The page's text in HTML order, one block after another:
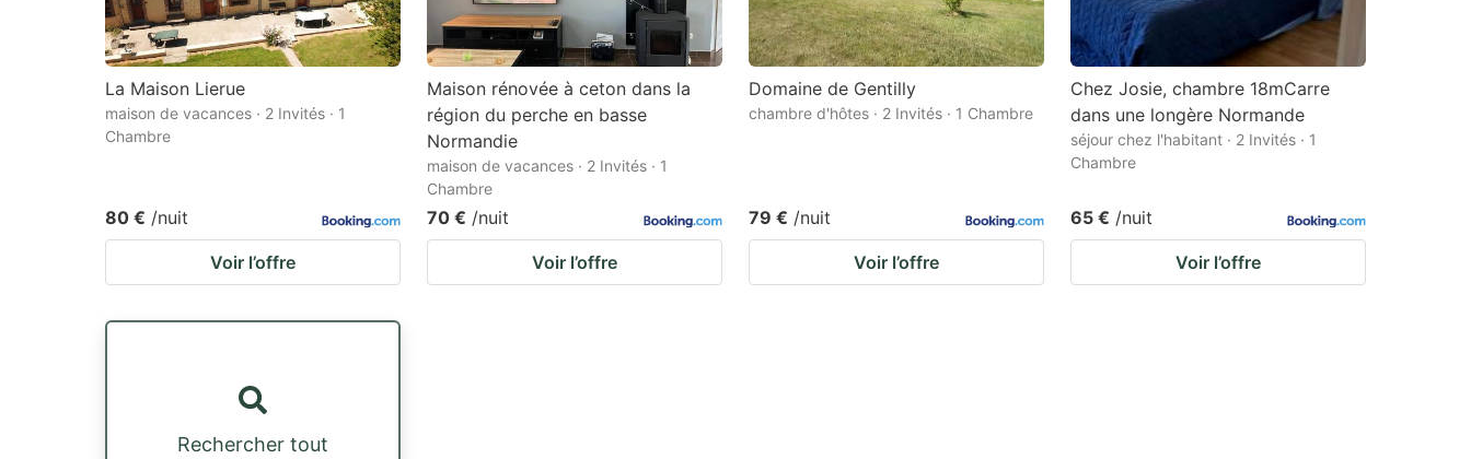
La Maison Lierue
maison de vacances · 2 Invités · 1
Chambre
80 € /nuit
Voir l’offre
Maison rénovée à ceton dans la
région du perche en basse
Normandie
maison de vacances · 2 Invités · 1
Chambre
70 € /nuit
Voir l’offre
Domaine de Gentilly
chambre d'hôtes · 2 Invités · 1 Chambre
79 € /nuit
Voir l’offre
Chez Josie, chambre 18mCarre
dans une longère Normande
séjour chez l'habitant · 2 Invités · 1
Chambre
65 € /nuit
Voir l’offre
Rechercher tout